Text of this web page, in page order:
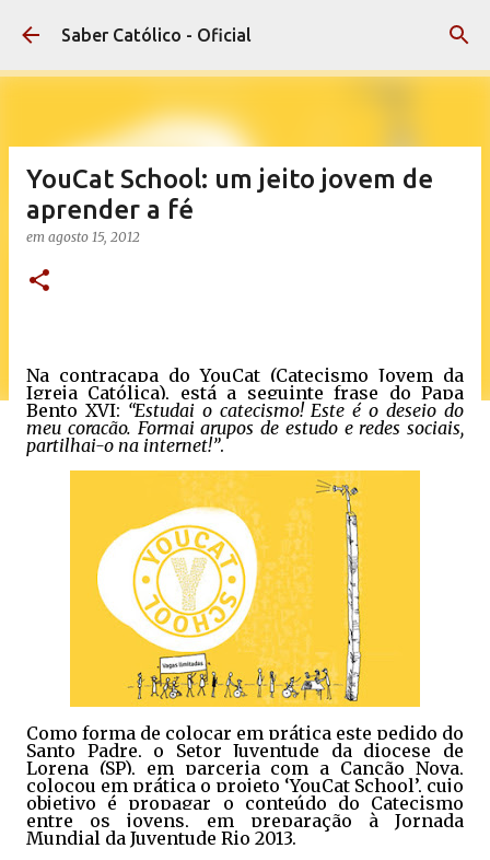
Pular para o conteúdo principal
Saber Católico - Oficial
YouCat School: um jeito jovem de
aprender a fé
em agosto 15, 2012
Na contracapa do YouCat (Catecismo Jovem da
Igreja Católica), está a seguinte frase do Papa
Bento XVI: “Estudai o catecismo! Este é o desejo do
meu coração. Formai grupos de estudo e redes sociais,
partilhai-o na internet!”.
Como forma de colocar em prática este pedido do
Santo Padre, o Setor Juventude da diocese de
Lorena (SP), em parceria com a Canção Nova,
colocou em prática o projeto ‘YouCat School’, cujo
objetivo é propagar o conteúdo do Catecismo
entre os jovens, em preparação à Jornada
Mundial da Juventude Rio 2013.